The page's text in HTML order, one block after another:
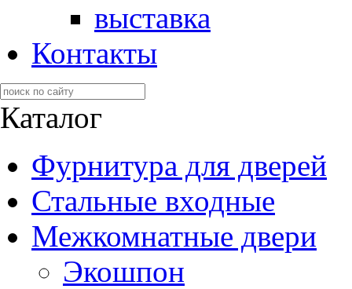
выставка
Контакты
Каталог
Фурнитура для дверей
Стальные входные
Межкомнатные двери
Экошпон